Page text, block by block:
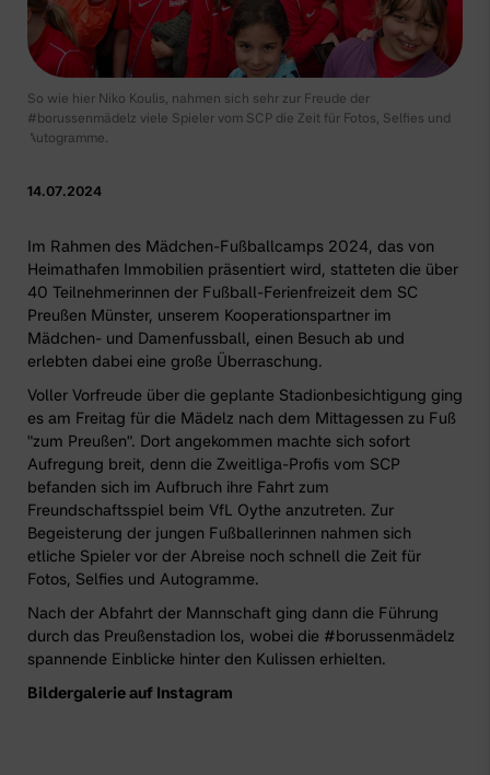
So wie hier Niko Koulis, nahmen sich sehr zur Freude der
#borussenmädelz viele Spieler vom SCP die Zeit für Fotos, Selfies und
Autogramme.
14.07.2024
Im Rahmen des Mädchen-Fußballcamps 2024, das von
Heimathafen Immobilien präsentiert wird, statteten die über
40 Teilnehmerinnen der Fußball-Ferienfreizeit dem SC
Preußen Münster, unserem Kooperationspartner im
Mädchen- und Damenfussball, einen Besuch ab und
erlebten dabei eine große Überraschung.
Voller Vorfreude über die geplante Stadionbesichtigung ging
es am Freitag für die Mädelz nach dem Mittagessen zu Fuß
"zum Preußen". Dort angekommen machte sich sofort
Aufregung breit, denn die Zweitliga-Profis vom SCP
befanden sich im Aufbruch ihre Fahrt zum
Freundschaftsspiel beim VfL Oythe anzutreten. Zur
Begeisterung der jungen Fußballerinnen nahmen sich
etliche Spieler vor der Abreise noch schnell die Zeit für
Fotos, Selfies und Autogramme.
Nach der Abfahrt der Mannschaft ging dann die Führung
durch das Preußenstadion los, wobei die #borussenmädelz
spannende Einblicke hinter den Kulissen erhielten.
Bildergalerie auf Instagram